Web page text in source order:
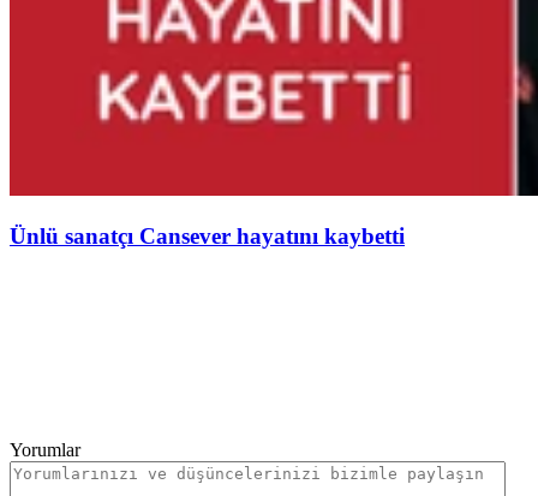
Ünlü sanatçı Cansever hayatını kaybetti
Yorumlar